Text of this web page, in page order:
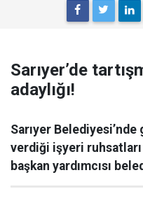
Sarıyer’de
adaylığı!
Sarıyer
verdiği işyeri
başkan yardımcısı